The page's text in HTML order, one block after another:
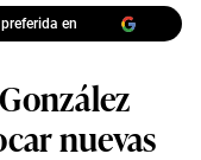
en
nuevas